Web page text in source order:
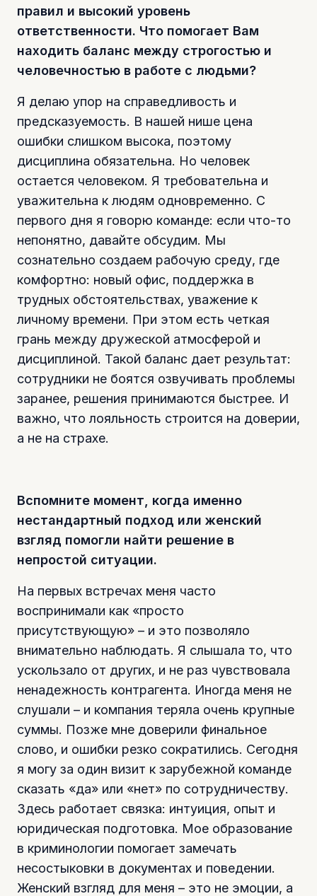
правил и высокий уровень
ответственности. Что помогает Вам
находить баланс между строгостью и
человечностью в работе с людьми?
Я делаю упор на справедливость и
предсказуемость. В нашей нише цена
ошибки слишком высока, поэтому
дисциплина обязательна. Но человек
остается человеком. Я требовательна и
уважительна к людям одновременно. С
первого дня я говорю команде: если что-то
непонятно, давайте обсудим. Мы
сознательно создаем рабочую среду, где
комфортно: новый офис, поддержка в
трудных обстоятельствах, уважение к
личному времени. При этом есть четкая
грань между дружеской атмосферой и
дисциплиной. Такой баланс дает результат:
сотрудники не боятся озвучивать проблемы
заранее, решения принимаются быстрее. И
важно, что лояльность строится на доверии,
а не на страхе.
Вспомните момент, когда именно
нестандартный подход или женский
взгляд помогли найти решение в
непростой ситуации.
На первых встречах меня часто
воспринимали как «просто
присутствующую» – и это позволяло
внимательно наблюдать. Я слышала то, что
ускользало от других, и не раз чувствовала
ненадежность контрагента. Иногда меня не
слушали – и компания теряла очень крупные
суммы. Позже мне доверили финальное
слово, и ошибки резко сократились. Сегодня
я могу за один визит к зарубежной команде
сказать «да» или «нет» по сотрудничеству.
Здесь работает связка: интуиция, опыт и
юридическая подготовка. Мое образование
в криминологии помогает замечать
несостыковки в документах и поведении.
Женский взгляд для меня – это не эмоции, а